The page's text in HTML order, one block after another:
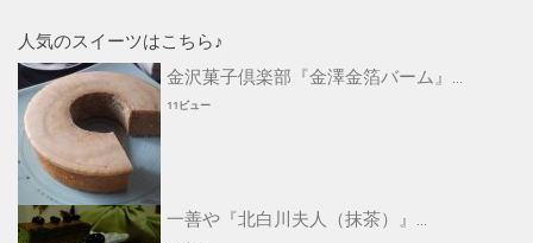
人気のスイーツはこちら♪
金沢菓子倶楽部『金澤金箔バーム』...
11ビュー
一善や『北白川夫人（抹茶）』...